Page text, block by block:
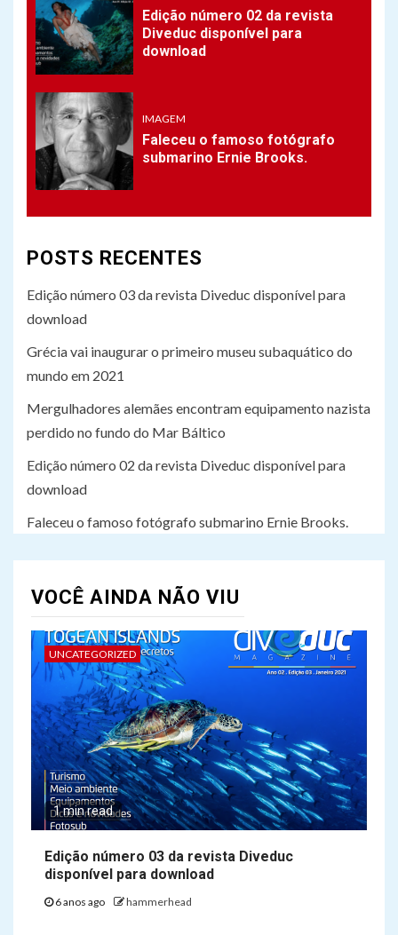
TECH
Mar Báltico
4
IMAGEM
Edição número 02 da revista
Diveduc disponível para
download
IMAGEM
Faleceu o famoso fotógrafo
submarino Ernie Brooks.
POSTS RECENTES
Edição número 03 da revista Diveduc disponível para
download
Grécia vai inaugurar o primeiro museu subaquático do
mundo em 2021
Mergulhadores alemães encontram equipamento nazista
perdido no fundo do Mar Báltico
Edição número 02 da revista Diveduc disponível para
download
Faleceu o famoso fotógrafo submarino Ernie Brooks.
VOCÊ AINDA NÃO VIU
UNCATEGORIZED
1 min read
Edição número 03 da revista Diveduc
disponível para download
6 anos ago hammerhead